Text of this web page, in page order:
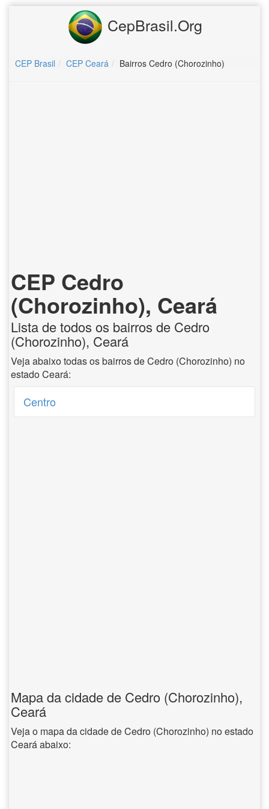
CepBrasil.Org
CEP Brasil CEP Ceará Bairros Cedro (Chorozinho)
CEP Cedro
(Chorozinho), Ceará
Lista de todos os bairros de Cedro
(Chorozinho), Ceará
Veja abaixo todas os bairros de Cedro (Chorozinho) no
estado Ceará:
Centro
Mapa da cidade de Cedro (Chorozinho),
Ceará
Veja o mapa da cidade de Cedro (Chorozinho) no estado
Ceará abaixo: